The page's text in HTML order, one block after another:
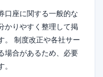
口座に関する一般的な
かりやすく整理して掲
。 制度改正や各社サー
場合があるため、必要